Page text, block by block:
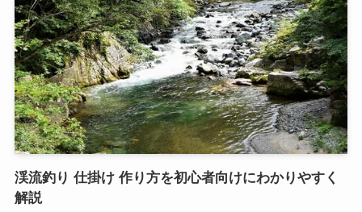
渓流釣り 仕掛け 作り方を初心者向けにわかりやすく
解説